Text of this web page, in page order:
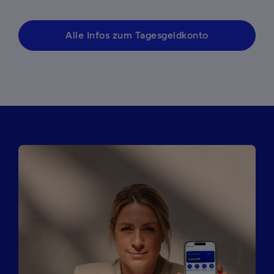
Alle Infos zum Tagesgeldkonto